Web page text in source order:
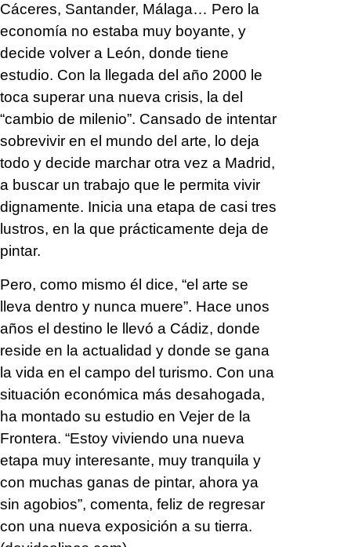
Cáceres, Santander, Málaga… Pero la
economía no estaba muy boyante, y
decide volver a León, donde tiene
estudio. Con la llegada del año 2000 le
toca superar una nueva crisis, la del
“cambio de milenio”. Cansado de intentar
sobrevivir en el mundo del arte, lo deja
todo y decide marchar otra vez a Madrid,
a buscar un trabajo que le permita vivir
dignamente. Inicia una etapa de casi tres
lustros, en la que prácticamente deja de
pintar.
Pero, como mismo él dice, “el arte se
lleva dentro y nunca muere”. Hace unos
años el destino le llevó a Cádiz, donde
reside en la actualidad y donde se gana
la vida en el campo del turismo. Con una
situación económica más desahogada,
ha montado su estudio en Vejer de la
Frontera. “Estoy viviendo una nueva
etapa muy interesante, muy tranquila y
con muchas ganas de pintar, ahora ya
sin agobios”, comenta, feliz de regresar
con una nueva exposición a su tierra.